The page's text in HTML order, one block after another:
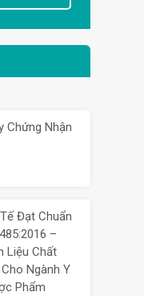
Chứng Nhận
Đạt Chuẩn
–
Liệu Chất
Ngành Y
Phẩm